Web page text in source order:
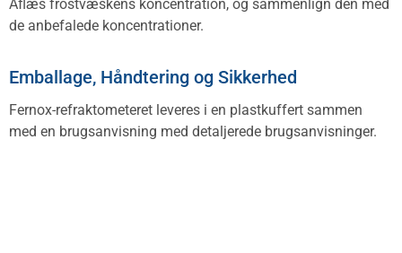
Aflæs frostvæskens koncentration, og sammenlign den med
de anbefalede koncentrationer.
Emballage, Håndtering og Sikkerhed
Fernox-refraktometeret leveres i en plastkuffert sammen
med en brugsanvisning med detaljerede brugsanvisninger.